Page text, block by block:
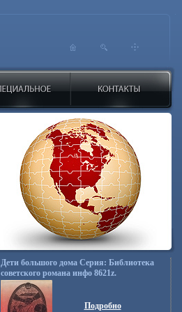
Дети большого дома Серия: Библиотека
советского романа инфо 8621z.
Подробно